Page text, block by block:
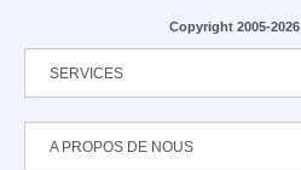
Copyright 2005-
SERVICES
A PROPOS DE NOUS